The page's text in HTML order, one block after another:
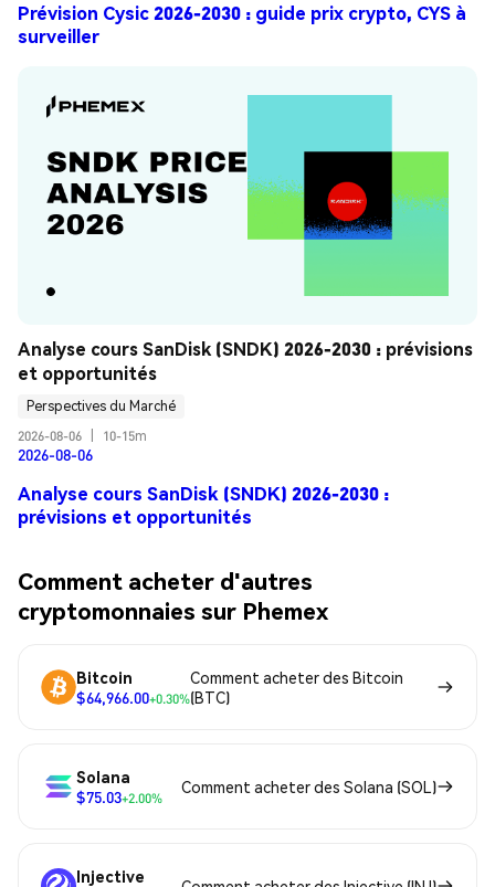
Prévision Cysic 2026-2030 : guide prix crypto, CYS à
surveiller
Analyse cours SanDisk (SNDK) 2026-2030 : prévisions
et opportunités
Perspectives du Marché
2026-08-06
10-15m
2026-08-06
Analyse cours SanDisk (SNDK) 2026-2030 :
prévisions et opportunités
Comment acheter d'autres
cryptomonnaies sur Phemex
Bitcoin
$64,966.00+0.30%
Comment acheter des Bitcoin
(BTC)
Solana
$75.03+2.00%
Comment acheter des Solana (SOL)
Injective